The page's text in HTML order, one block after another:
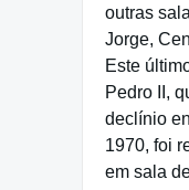
outras
Jorge,
Este
Pedro II,
declínio
1970, foi
em sala